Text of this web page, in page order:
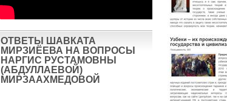
ОТВЕТЫ ШАВКАТА
МИРЗИЁЕВА НА ВОПРОСЫ
НАРГИС РУСТАМОВНЫ
(АБДУЛЛАЕВОЙ)
МИРЗААХМЕДОВОЙ